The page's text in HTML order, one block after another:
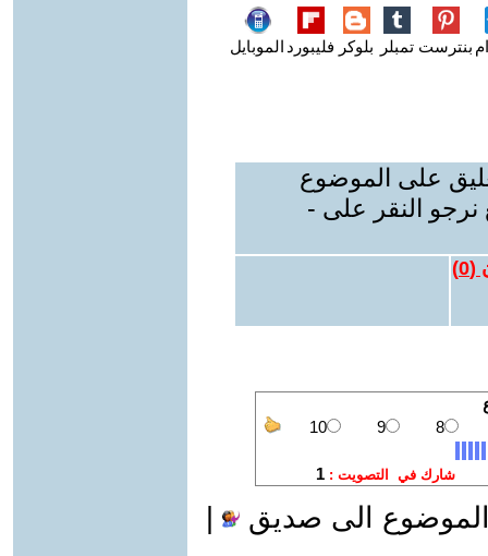
بنترست تمبلر بلوكر فليبورد الموبايل
على الموضوع
نرجو النقر على -
(
0
)
الى صديق